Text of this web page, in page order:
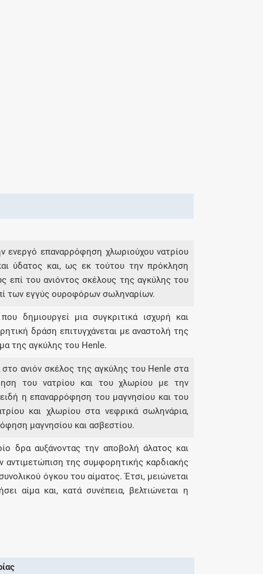
ενεργό επαναρρόφηση χλωριούχου νατρίου
ύδατος και, ως εκ τούτου την πρόκληση
επί του ανιόντος σκέλους της αγκύλης του
των εγγύς ουροφόρων σωληναρίων.
δημιουργεί μια συγκριτικά ισχυρή και
δράση επιτυγχάνεται με αναστολή της
της αγκύλης του Henle.
ανιόν σκέλος της αγκύλης του Henle στα
του νατρίου και του χλωρίου με την
η επαναρρόφηση του μαγνησίου και του
και χλωρίου στα νεφρικά σωληνάρια,
μαγνησίου και ασβεστίου.
δρα αυξάνοντας την αποβολή άλατος και
της συμφορητικής καρδιακής
όγκου του αίματος. Έτσι, μειώνεται
αίμα και, κατά συνέπεια, βελτιώνεται η